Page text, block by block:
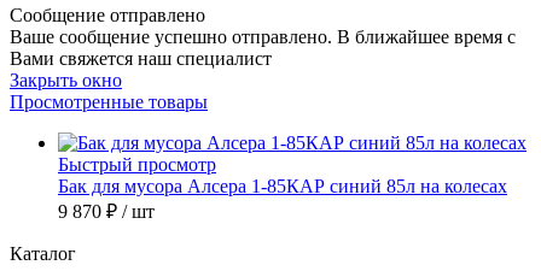
Сообщение отправлено
Ваше сообщение успешно отправлено. В ближайшее время с
Вами свяжется наш специалист
Закрыть окно
Просмотренные товары
Быстрый просмотр
Бак для мусора Алсера 1-85КАР синий 85л на колесах
9 870 ₽ / шт
Каталог